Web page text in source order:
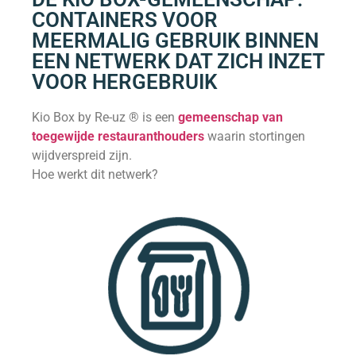
CONTAINERS VOOR
MEERMALIG GEBRUIK BINNEN
EEN NETWERK DAT ZICH INZET
VOOR HERGEBRUIK
Kio Box by Re-uz ® is een gemeenschap van
toegewijde restauranthouders waarin stortingen
wijdverspreid zijn.
Hoe werkt dit netwerk?